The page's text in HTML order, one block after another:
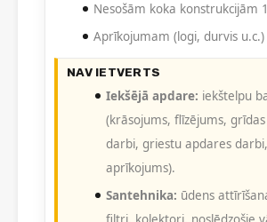
Nesošām koka konstrukcijām
Aprīkojumam (logi, durvis
NAV IETVERTS
Iekšējā apdare: iekštelpu
(krāsojums, flīzējums,
darbi, griestu apdares
aprīkojums).
Santehnika: ūdens